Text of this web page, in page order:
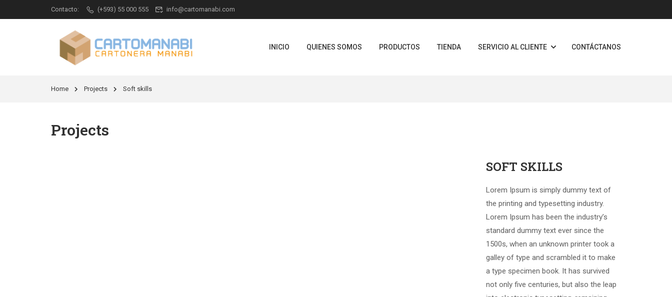
Contacto: (+593) 55 000 555 info@cartomanabi.com
INICIO QUIENES SOMOS PRODUCTOS TIENDA SERVICIO AL CLIENTE CONTÁCTANOS
Home Projects Soft skills
Projects
SOFT SKILLS
Lorem Ipsum is simply dummy text of
the printing and typesetting industry.
Lorem Ipsum has been the industry’s
standard dummy text ever since the
1500s, when an unknown printer took a
galley of type and scrambled it to make
a type specimen book. It has survived
not only five centuries, but also the leap